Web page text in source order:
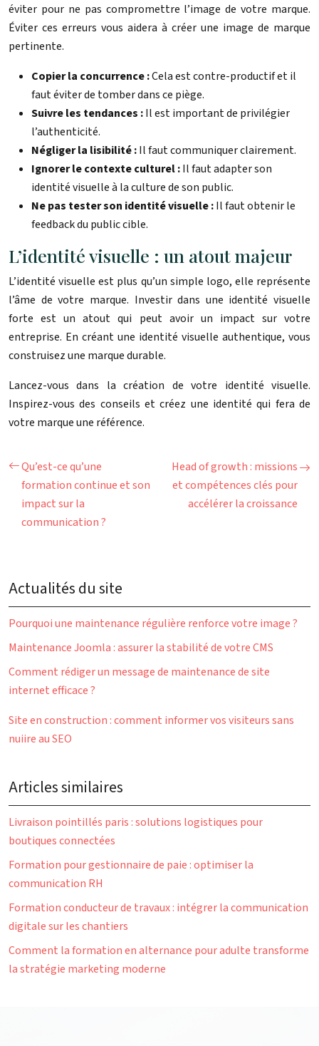
éviter pour ne pas compromettre l’image de votre marque.
Éviter ces erreurs vous aidera à créer une image de marque
pertinente.
Copier la concurrence :Cela est contre-productif et il
faut éviter de tomber dans ce piège.
Suivre les tendances :Il est important de privilégier
l’authenticité.
Négliger la lisibilité :Il faut communiquer clairement.
Ignorer le contexte culturel :Il faut adapter son
identité visuelle à la culture de son public.
Ne pas tester son identité visuelle :Il faut obtenir le
feedback du public cible.
L’identité visuelle : un atout majeur
L’identité visuelle est plus qu’un simple logo, elle représente
l’âme de votre marque. Investir dans une identité visuelle
forte est un atout qui peut avoir un impact sur votre
entreprise. En créant une identité visuelle authentique, vous
construisez une marque durable.
Lancez-vous dans la création de votre identité visuelle.
Inspirez-vous des conseils et créez une identité qui fera de
votre marque une référence.
Qu’est-ce qu’une
formation continue et son
impact sur la
communication ?
Head of growth : missions
et compétences clés pour
accélérer la croissance
Actualités du site
Pourquoi une maintenance régulière renforce votre image ?
Maintenance Joomla : assurer la stabilité de votre CMS
Comment rédiger un message de maintenance de site
internet efficace ?
Site en construction : comment informer vos visiteurs sans
nuiire au SEO
Articles similaires
Livraison pointillés paris : solutions logistiques pour
boutiques connectées
Formation pour gestionnaire de paie : optimiser la
communication RH
Formation conducteur de travaux : intégrer la communication
digitale sur les chantiers
Comment la formation en alternance pour adulte transforme
la stratégie marketing moderne